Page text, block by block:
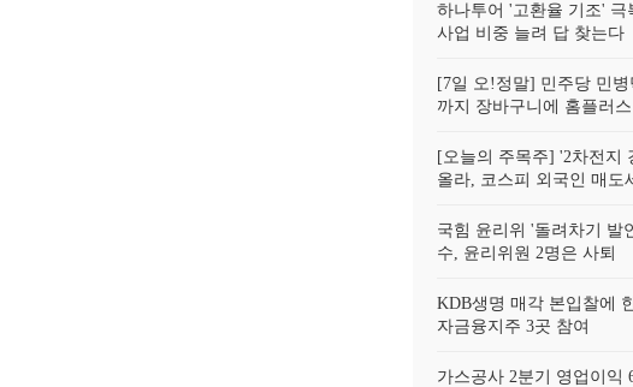
하나투어 '고환율 기조'
사업 비중 늘려 답 찾는다
[7일 오!정말] 민주당 민
까지 장바구니에 홈플러
[오늘의 주목주] '2차전지
올라, 코스피 외국인 매도
국힘 윤리위 '돌려차기 발
수, 윤리위원 2명은 사퇴
KDB생명 매각 본입찰에
자금융지주 3곳 참여
가스공사 2분기 영업이익